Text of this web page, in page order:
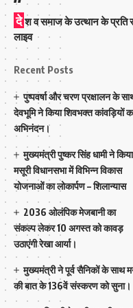
सीएम धामी के निर्देश पर
भरोसा मजबूत।
धामी सरकार द्वारा
नई नज़ीर
उत्तराखण्ड में
भ्रष्टाचार के खिलाफ
में एक और बड़ी कार्रवाई करते
(विजिलेंस) की टीम ने जनपद
अधिकारी सूबोध शुक्ला
लेते हुए रंगे हाथ गिरफ्तार किया
शिकायत के आधार पर हुआ
दे श व समाज के उत्थान के प्रति
लाइव
Recent Posts
पुष्पवर्षा और चरण प्रक्षालन के
देवभूमि ने किया शिवभक्त कांवड़ियों
अभिनंदन।
मुख्यमंत्री पुष्कर सिंह धामी ने किया
मसूरी विधानसभा में विभिन्न विकास
योजनाओं का लोकार्पण – शिलान्यास
2036 ओलंपिक मेजबानी का
संकल्प लेकर 10 अगस्त को कावड़
उठाएंगी रेखा आर्या।
मुख्यमंत्री ने पूर्व सैनिकों के साथ
की बात के 136वें संस्करण को सुना।